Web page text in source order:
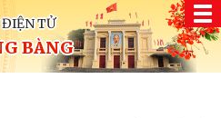
ĐIỆN TỬ
BÀNG